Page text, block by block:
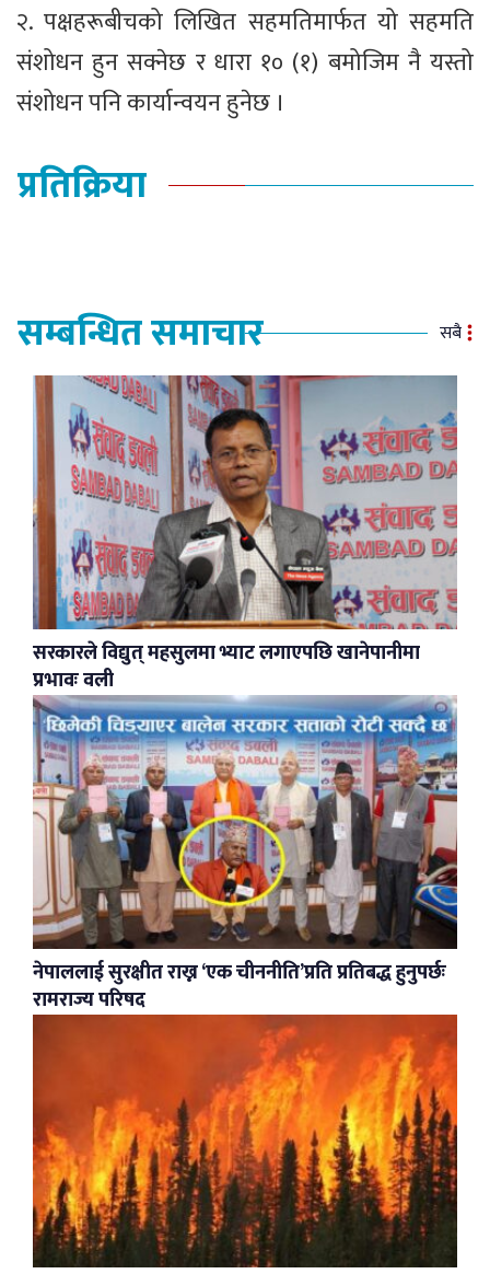
२. पक्षहरूबीचको लिखित सहमतिमार्फत यो सहमति
संशोधन हुन सक्नेछ र धारा १० (१) बमोजिम नै यस्तो
संशोधन पनि कार्यान्वयन हुनेछ ।
प्रतिक्रिया
सम्बन्धित समाचार सबै
सरकारले विद्युत् महसुलमा भ्याट लगाएपछि खानेपानीमा
प्रभावः वली
नेपाललाई सुरक्षीत राख्न ‘एक चीननीति’प्रति प्रतिबद्ध हुनुपर्छः
रामराज्य परिषद